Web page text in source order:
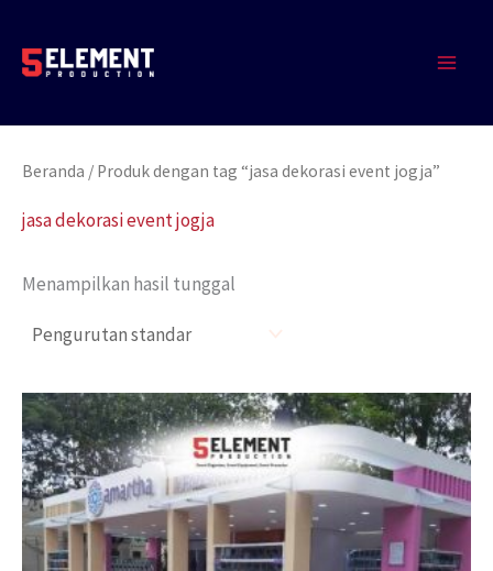
konten
Beranda / Produk dengan tag “jasa dekorasi event jogja”
jasa dekorasi event jogja
Menampilkan hasil tunggal